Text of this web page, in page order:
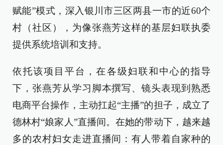
赋能”模式，深入银川市三区两县一市的近60个
村（社区），为像张燕芳这样的基层妇联执委
提供系统培训和支持。
依托该项目平台，在各级妇联和中心的指导
下，张燕芳从学习脚本撰写、镜头表现到熟悉
电商平台操作，主动扛起“主播”的担子，成立了
德林村“娘家人”直播间。在她的带动下，越来越
多的农村妇女走进直播间：有人带着自家种的